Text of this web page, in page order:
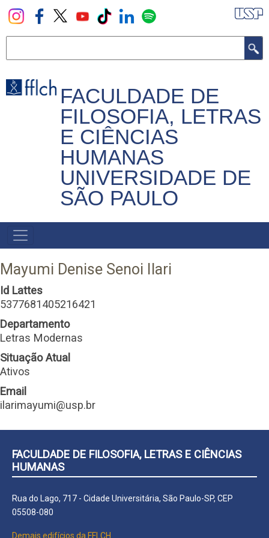
Pular
para
principal
FACULDADE DE
FILOSOFIA, LETRAS
E CIÊNCIAS
HUMANAS
UNIVERSIDADE DE
SÃO PAULO
NAVEGADOR
PRINCIPAL
Mayumi Denise Senoi Ilari
Id Lattes
5377681405216421
Departamento
Letras Modernas
Situação Atual
Ativos
Email
ilarimayumi@usp.br
FACULDADE DE FILOSOFIA, LETRAS E CIÊNCIAS
HUMANAS
Rua do Lago, 717 - Cidade Universitária, São Paulo-SP, CEP
05508-080
Demais edifícios da FFLCH